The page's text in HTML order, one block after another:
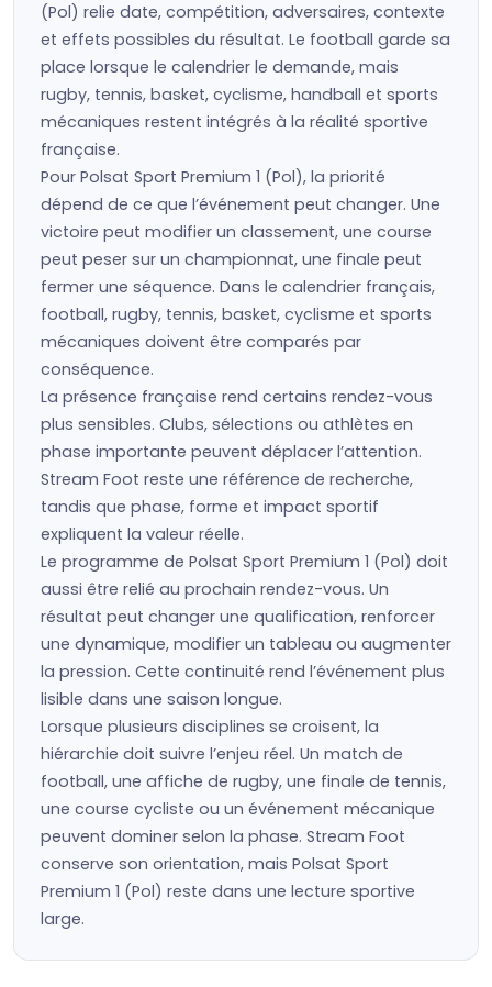
(Pol) relie date, compétition, adversaires, contexte
et effets possibles du résultat. Le football garde sa
place lorsque le calendrier le demande, mais
rugby, tennis, basket, cyclisme, handball et sports
mécaniques restent intégrés à la réalité sportive
française.
Pour Polsat Sport Premium 1 (Pol), la priorité
dépend de ce que l’événement peut changer. Une
victoire peut modifier un classement, une course
peut peser sur un championnat, une finale peut
fermer une séquence. Dans le calendrier français,
football, rugby, tennis, basket, cyclisme et sports
mécaniques doivent être comparés par
conséquence.
La présence française rend certains rendez-vous
plus sensibles. Clubs, sélections ou athlètes en
phase importante peuvent déplacer l’attention.
Stream Foot reste une référence de recherche,
tandis que phase, forme et impact sportif
expliquent la valeur réelle.
Le programme de Polsat Sport Premium 1 (Pol) doit
aussi être relié au prochain rendez-vous. Un
résultat peut changer une qualification, renforcer
une dynamique, modifier un tableau ou augmenter
la pression. Cette continuité rend l’événement plus
lisible dans une saison longue.
Lorsque plusieurs disciplines se croisent, la
hiérarchie doit suivre l’enjeu réel. Un match de
football, une affiche de rugby, une finale de tennis,
une course cycliste ou un événement mécanique
peuvent dominer selon la phase. Stream Foot
conserve son orientation, mais Polsat Sport
Premium 1 (Pol) reste dans une lecture sportive
large.